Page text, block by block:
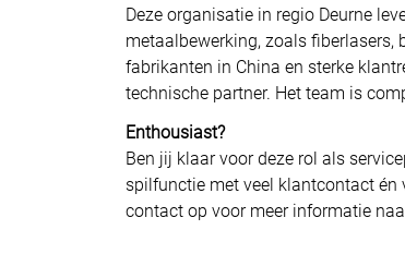
Deze organisatie in regio Deurne
metaalbewerking, zoals fiberlasers,
fabrikanten in China en sterke
technische partner. Het team is
Enthousiast?
Ben jij klaar voor deze rol als
spilfunctie met veel klantcontact én
contact op voor meer informatie